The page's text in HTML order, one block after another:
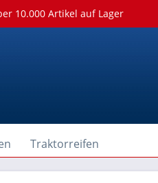
10.000 Artikel auf Lager
Traktorreifen